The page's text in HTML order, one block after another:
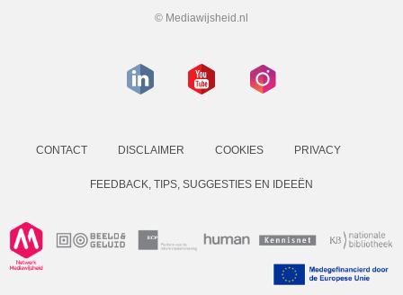
© Mediawijsheid.nl
CONTACT DISCLAIMER COOKIES PRIVACY
FEEDBACK, TIPS, SUGGESTIES EN IDEEËN